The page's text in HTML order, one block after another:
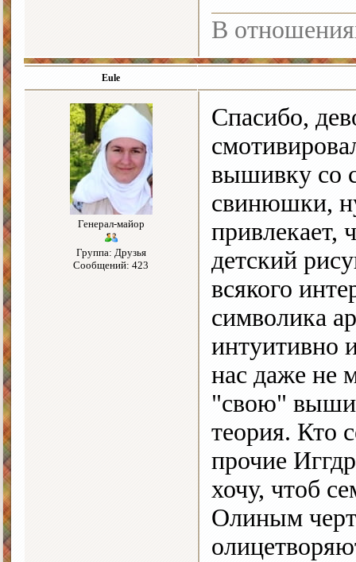
В
Eule
Генерал-майор
Группа: Друзья
Сообщений: 423
Спасибо,
вышивку со
свинюшки,
привлекает,
детский
всякого
символика
интуитивно
нас даже не
"свою"
теория. Кто
прочие
хочу, чтоб
Олиным